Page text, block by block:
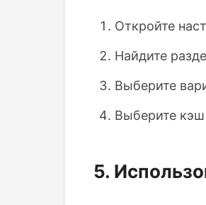
Откройте
Найдите
Выберите
Выберите
5.